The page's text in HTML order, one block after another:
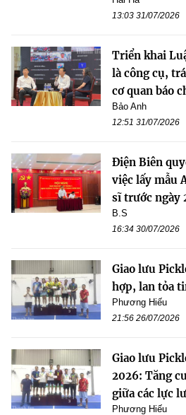
13:03 31/07/2026
Triển khai
là công cụ,
cơ quan báo
Bảo Anh
12:51 31/07/2026
Điện Biên
việc lấy mẫu
sĩ trước ngày
B.S
16:34 30/07/2026
Giao lưu
hợp, lan tỏa
Phương Hiếu
21:56 26/07/2026
Giao lưu
2026: Tăng
giữa các lực
Phương Hiếu